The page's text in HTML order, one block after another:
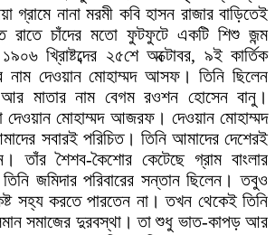
গ্রামে নানা মরমী কবি হাসন রাজার বাড়িতেই
রাতে চাঁদের মতো ফুটফুটে একটি শিশু জন্ম
খ্রিাষ্টব্দের ২৫শে অক্টোবর, ৯ই কার্তিক
নাম দেওয়ান মোহাম্মদ আসফ। তিনি ছিলেন
আর মাতার নাম বেগম রওশন হোসেন বানু।
দেওয়ান মোহাম্মদ আজরফ। দেওয়ান মোহাম্মদ
সবারই পরিচিত। তিনি আমাদের দেশেরই
তাঁর শৈশব-কৈশোর কেটেছে গ্রাম বাংলার
জমিদার পরিবারের সন্তান ছিলেন। তবুও
সহ্য করতে পারতেন না। তখন থেকেই তিনি
সমাজের দুরবস্থা। তা শুধু ভাত-কাপড় আর